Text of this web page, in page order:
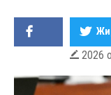
 2026